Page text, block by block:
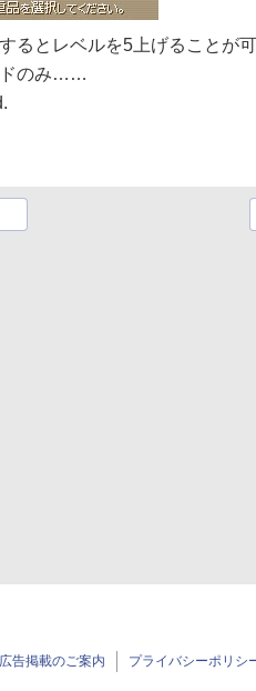
るとレベルを5上げることが
ドのみ……
広告掲載のご案内 プライバシーポリシ